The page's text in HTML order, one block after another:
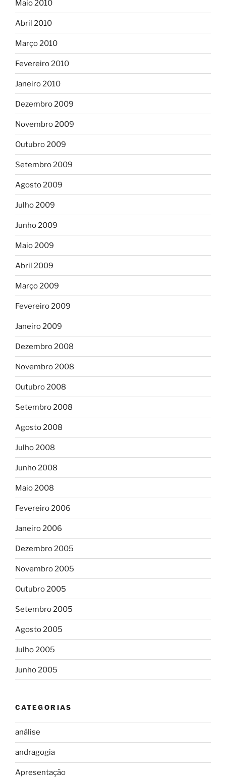
Maio 2010
Abril 2010
Março 2010
Fevereiro 2010
Janeiro 2010
Dezembro 2009
Novembro 2009
Outubro 2009
Setembro 2009
Agosto 2009
Julho 2009
Junho 2009
Maio 2009
Abril 2009
Março 2009
Fevereiro 2009
Janeiro 2009
Dezembro 2008
Novembro 2008
Outubro 2008
Setembro 2008
Agosto 2008
Julho 2008
Junho 2008
Maio 2008
Fevereiro 2006
Janeiro 2006
Dezembro 2005
Novembro 2005
Outubro 2005
Setembro 2005
Agosto 2005
Julho 2005
Junho 2005
CATEGORIAS
análise
andragogia
Apresentação